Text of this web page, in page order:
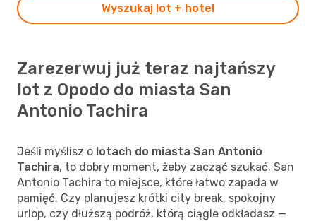
Wyszukaj lot + hotel
Zarezerwuj już teraz najtańszy
lot z Opodo do miasta San
Antonio Tachira
Jeśli myślisz o lotach do miasta San Antonio
Tachira, to dobry moment, żeby zacząć szukać. San
Antonio Tachira to miejsce, które łatwo zapada w
pamięć. Czy planujesz krótki city break, spokojny
urlop, czy dłuższą podróż, którą ciągle odkładasz —